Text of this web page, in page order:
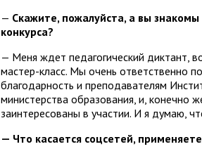
— Скажите, пожалуйста, а вы
конкурса?
— Меня ждет педагогический диктант,
мастер-класс. Мы очень ответственно
благодарность и преподавателям
министерства образования, и, конечно
заинтересованы в участии. И я думаю,
— Что касается соцсетей,